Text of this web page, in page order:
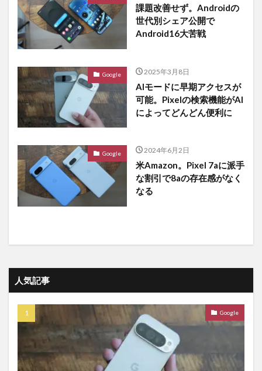
課題改善せず。Androidの
世代別シェア公開で
Android16大苦戦
Google 2025年3月8日
AIモードに早期アクセスが
可能。Pixelの検索機能がAI
によってどんどん便利に
Google 2024年6月2日
米Amazon。Pixel 7aに派手
な割引で8aの存在感がなく
なる
人気記事
Google